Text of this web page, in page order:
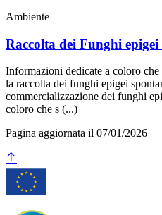
Ambiente
Raccolta dei Funghi epigei
Informazioni dedicate a coloro
la raccolta dei funghi epigei
commercializzazione dei funghi
coloro che s (...)
Pagina aggiornata il 07/01/2026